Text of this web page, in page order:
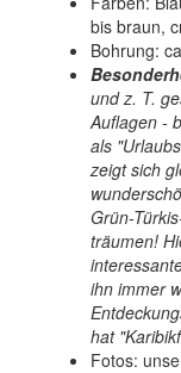
bis braun,
Bohrung:
und z. T.
Auflagen -
als
zeigt sich
Grün-
träumen!
ihn immer
hat
Fotos: